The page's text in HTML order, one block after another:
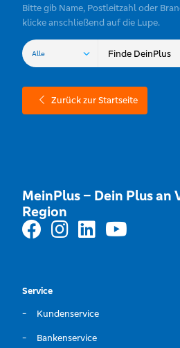
Bitte gib Name, Postleitzahl oder
klicke anschließend auf die Lupe.
Zurück zur Startseite
MeinPlus – Dein Plus an
Region
Service
Kundenservice
Bankenservice